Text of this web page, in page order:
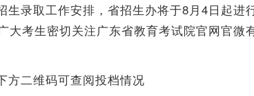
生录取工作安排，省招生办将于8月4日起进
大考生密切关注广东省教育考试院官网官微
方二维码可查阅投档情况